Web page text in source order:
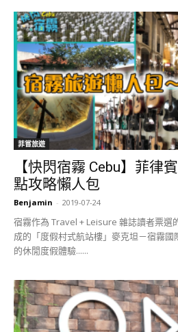
菲嘗旅遊
【快閃宿霧 Cebu】菲律
點攻略懶人包
Benjamin - 2019-07-24
宿霧作為 Travel + Leisure 雜誌讀者票選
成的「度假村式航站樓」麥克坦－宿霧
的休閒度假體驗......